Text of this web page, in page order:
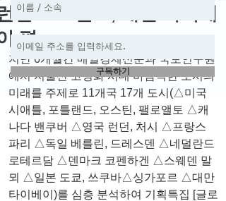
던 도크랜드, 대만 타이베
편
지난 6개월간 매일경제신문과 국토연구원
에서 저출산 고령화 시대 바람직한 도시의
미래를 주제로 11개국 17개 도시(△미국
시애틀, 포틀랜드, 오스틴, 팰로앨토 △캐
나다 밴쿠버 △영국 런던, 처시 △프랑스
파리 △독일 베를린, 드레스덴 △네덜란드
로테르담 △덴마크 코펜하겐 △스웨덴 말
뫼 △일본 도쿄, 쓰쿠바△싱가포르 △대만
타이베이)를 심층 분석하여 기획특집 [글로
구독하기